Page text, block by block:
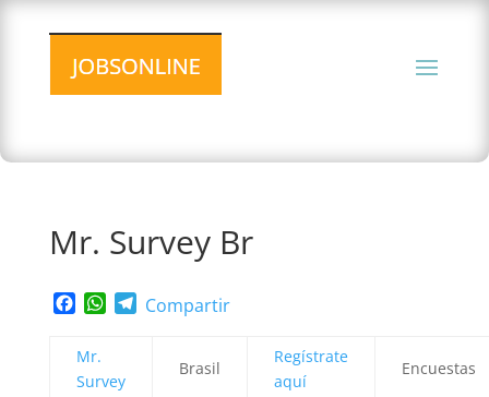
Mr. Survey Br
Facebook
WhatsApp
Telegram
Compartir
Mr.
Survey
Brasil
Regístrate
aquí
Encuestas